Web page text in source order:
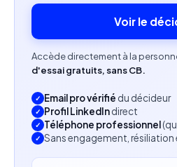
marketing en autonomie.
Aptitude à collaborer avec
internationales et à
Voir le
Accède directement à la
d'essai gratuits, sans CB.
Email pro vérifié du décideur
Profil LinkedIndirect
Téléphone professionnel
Sans engagement, résiliation